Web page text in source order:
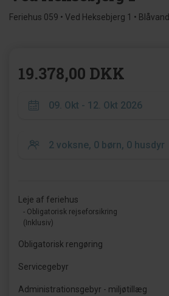
Feriehus 059 • Ved Heksebjerg 1 • Blåvand
19.378,00 DKK
Leje af feriehus
- Obligatorisk rejseforsikring
(Inklusiv)
Obligatorisk rengøring
Servicegebyr
Administrationsgebyr - miljøtillæg